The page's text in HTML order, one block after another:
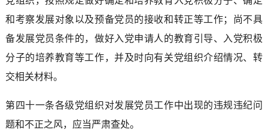
和考察发展对象以及预备党员的接收和转正等工作；尚不具
备发展党员条件的，做好入党申请人的教育引导、入党积极
分子的培养教育等工作，并及时向有关党组织介绍情况、转
交相关材料。
第四十一条各级党组织对发展党员工作中出现的违规违纪问
题和不正之风，应当严肃查处。